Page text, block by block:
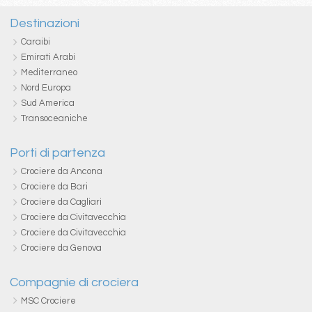
Destinazioni
Caraibi
Emirati Arabi
Mediterraneo
Nord Europa
Sud America
Transoceaniche
Porti di partenza
Crociere da Ancona
Crociere da Bari
Crociere da Cagliari
Crociere da Civitavecchia
Crociere da Civitavecchia
Crociere da Genova
Compagnie di crociera
MSC Crociere